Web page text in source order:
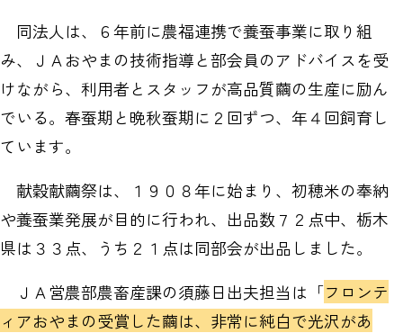
同法人は、６年前に農福連携で養蚕事業に取り組
み、ＪＡおやまの技術指導と部会員のアドバイスを受
けながら、利用者とスタッフが高品質繭の生産に励ん
でいる。春蚕期と晩秋蚕期に２回ずつ、年４回飼育し
ています。
献穀献繭祭は、１９０８年に始まり、初穂米の奉納
や養蚕業発展が目的に行われ、出品数７２点中、栃木
県は３３点、うち２１点は同部会が出品しました。
ＪＡ営農部農畜産課の須藤日出夫担当は「フロンテ
ィアおやまの受賞した繭は、非常に純白で光沢があ